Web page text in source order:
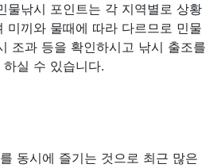
물낚시 포인트는 각 지역별로 상황
미끼와 물때에 따라 다르므로 민물
조과 등을 확인하시고 낚시 출조를
실 수 있습니다.
동시에 즐기는 것으로 최근 많은